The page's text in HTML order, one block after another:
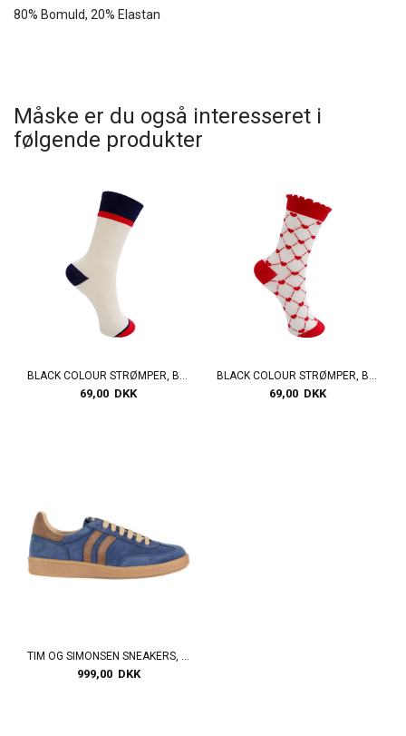
80% Bomuld, 20% Elastan
Måske er du også interesseret i
følgende produkter
BLACK COLOUR STRØMPER, BCANGELINE SOCK, CREME
69,00 DKK
BLACK COLOUR STRØMPER, BCJACQUELINE SOCK, RED HEART
69,00 DKK
TIM OG SIMONSEN SNEAKERS, MULLE SNEAKERS, IRIS
999,00 DKK